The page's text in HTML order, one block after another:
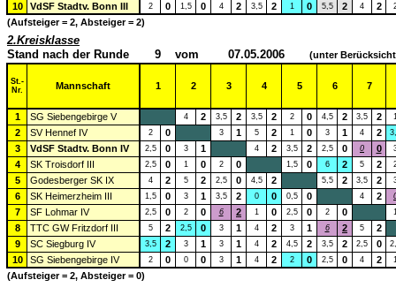
10 VdSF Stadtv. Bonn III 2 0 1,5 0 4 2 3,5 2 1 0 5,5 2 4 2
(Aufsteiger = 2, Absteiger = 2)
2.Kreisklasse
Stand nach der Runde
9 vom 07.05.2006 (unter
St.-
Nr.
Mannschaft 1 2 3 4 5 6 7
1 SG Siebengebirge V 4 2 3,5 2 3,5 2 2 0 4,5 2 3,5 2
2 SV Hennef IV 2 0 3 1 5 2 1 0 3 1 4 2
3 VdSF Stadtv. Bonn IV 2,5 0 3 1 4 2 3,5 2 2,5 0 0 0
4 SK Troisdorf III 2,5 0 1 0 2 0 1,5 0 6 2 5 2
5 Godesberger SK IX 4 2 5 2 2,5 0 4,5 2 5,5 2 3,5 2
6 SK Heimerzheim III 1,5 0 3 1 3,5 2 0 0 0,5 0 4 2
7 SF Lohmar IV 2,5 0 2 0 6 2 1 0 2,5 0 2 0
8 TTC GW Fritzdorf III 5 2 2,5 0 3 1 4 2 3 1 6 2 5
2
9
SC Siegburg IV 3,5 2 3 1 3 1 4 2 4,5 2 3,5 2 2,5 0
10 SG Siebengebirge IV 2 0 0 0 3 1 4 2 2 0 2,5 0 4 2
(Aufsteiger = 2, Absteiger = 0)